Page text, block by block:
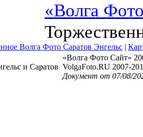
«Волга
Волга Фото Саратов Энгельс |
и Саратов
«Волга Фото Сайт»
VolgaFoto.RU 2007-
Документ от 07/08/